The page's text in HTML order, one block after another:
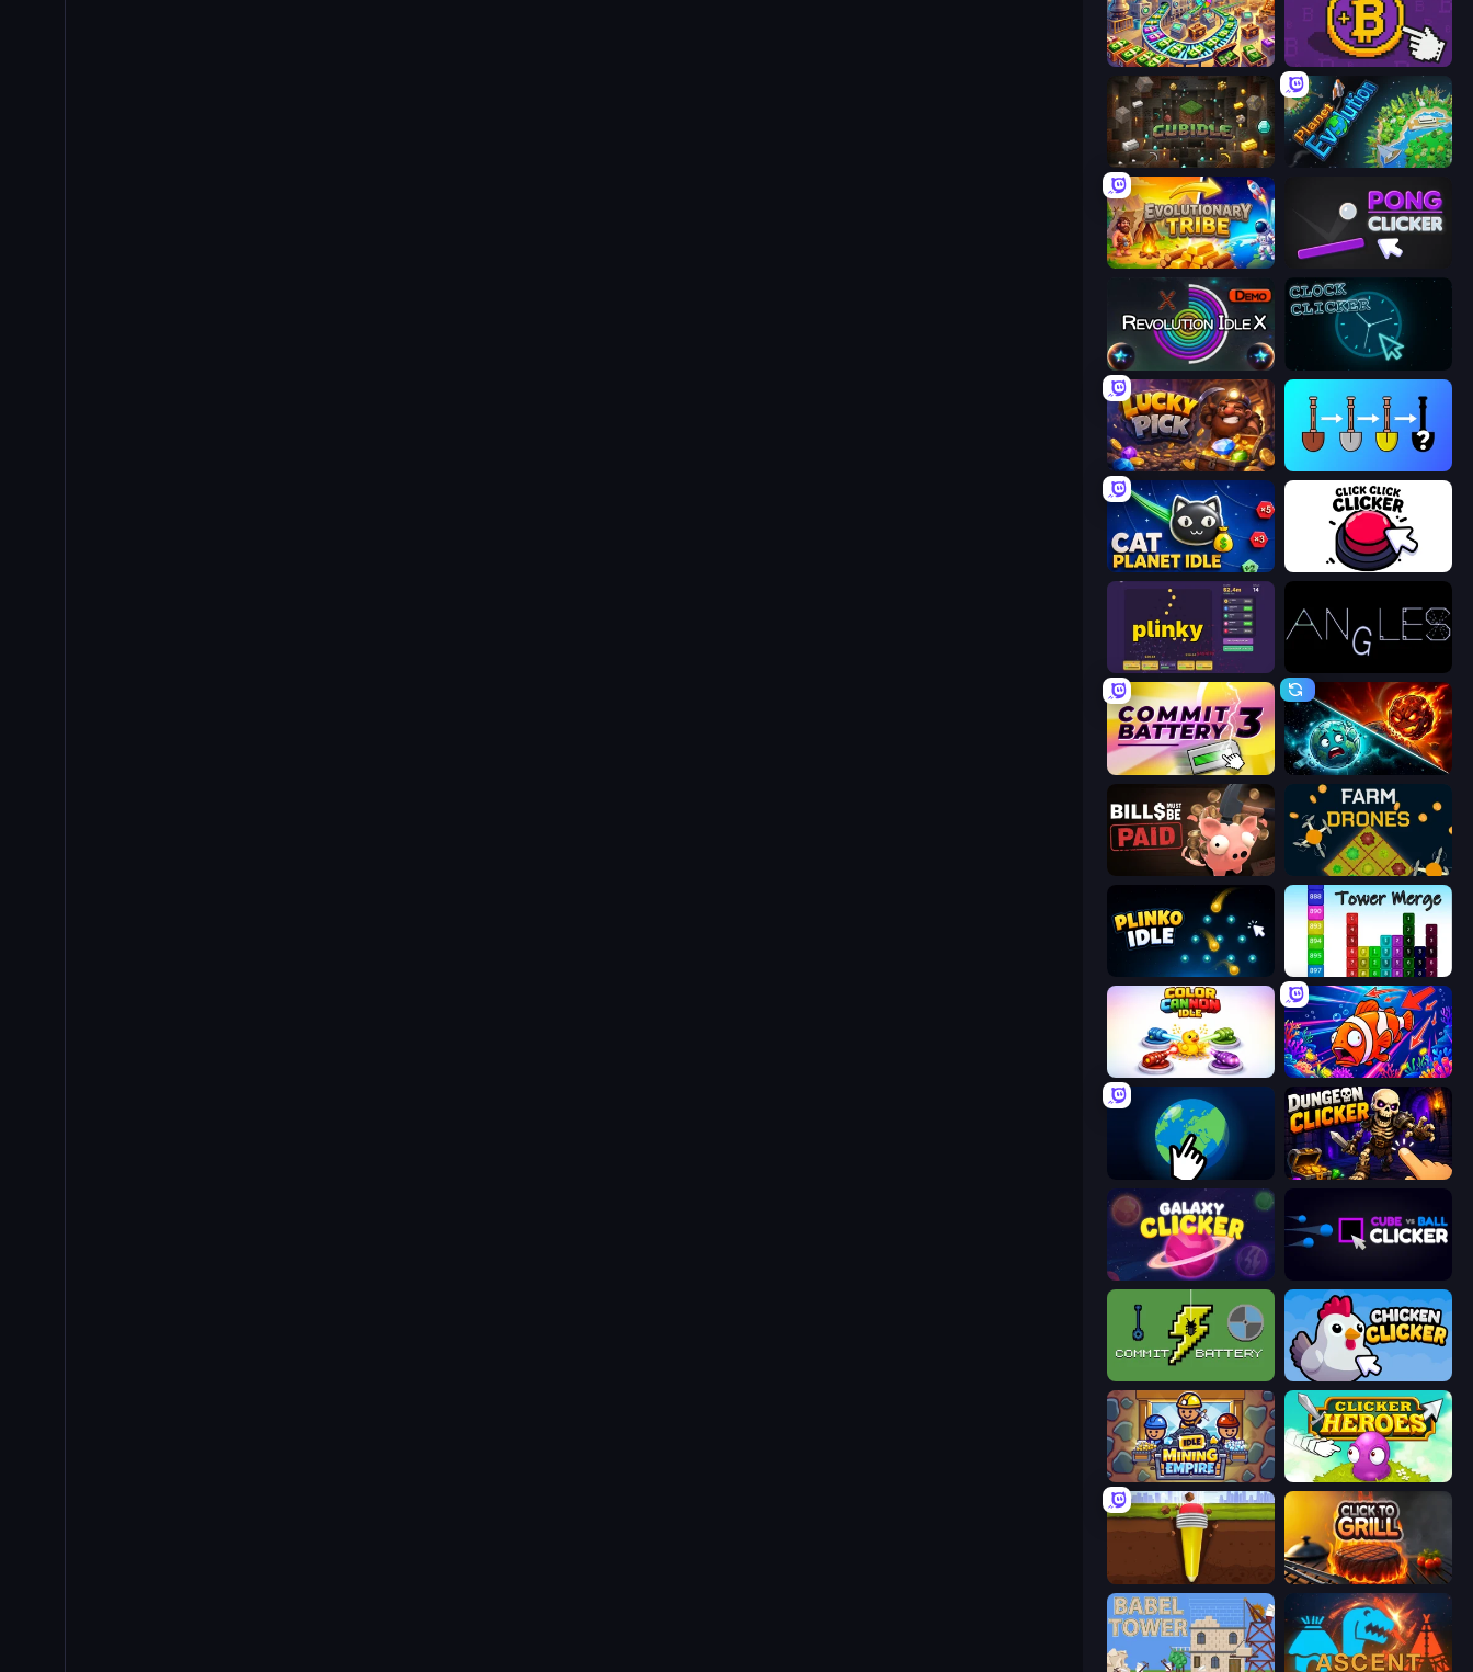
Money Factory: Tycoon Idle Game Money Maker
Cubidle Planet Evolution: Idle Clicker
Evolutionary Tribe Pong Clicker
Revolution Idle X Clock Clicker
Lucky Pick
Cat Planet Idle Click Click Clicker
Plinky
Commit Battery 3 PlanetCrush 2
Bills Must Be Paid Farm Drones
Plinko Idle Tower Merge
Color Cannon Idle Fish Catch Idle
Planet Clicker 2 Dungeon Clicker
Galaxy Clicker
Chicken Clicker
Idle Mining Empire Clicker Heroes
Pen Dig Click To Grill